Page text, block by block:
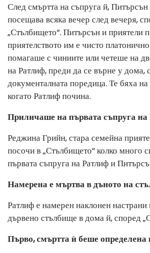
След смъртта на съпруга й,
посещава всяка вечер след вечеря,
„Стълбището“. Питърсън и приятели
приятелството им е чисто
помагаше с чиниите или четеше на
на Ратлиф, преди да се върне у дома,
документалната поредица. Те бяха
когато Ратлиф почина.
Приличаше на първата съпруга
Реджина Грийн, стара семейна
посочи в „Стълбището“ колко много
първата съпруга на Ратлиф и
Намерена е мъртва в дъното на
Ратлиф е намерен наклонен настрани
дървено стълбище в дома й, според
Първо, смъртта ѝ беше определена